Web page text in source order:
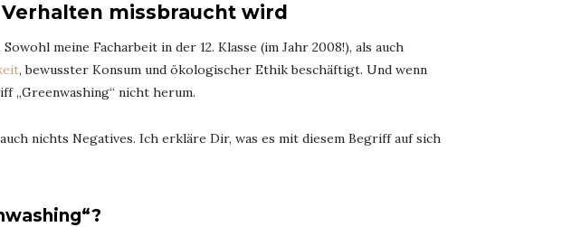
missbraucht wird
meine Facharbeit in der 12. Klasse (im Jahr 2008!), als auch
, bewusster Konsum und ökologischer Ethik beschäftigt. Und wenn
„Greenwashing“ nicht herum.
nichts Negatives. Ich erkläre Dir, was es mit diesem Begriff auf sich